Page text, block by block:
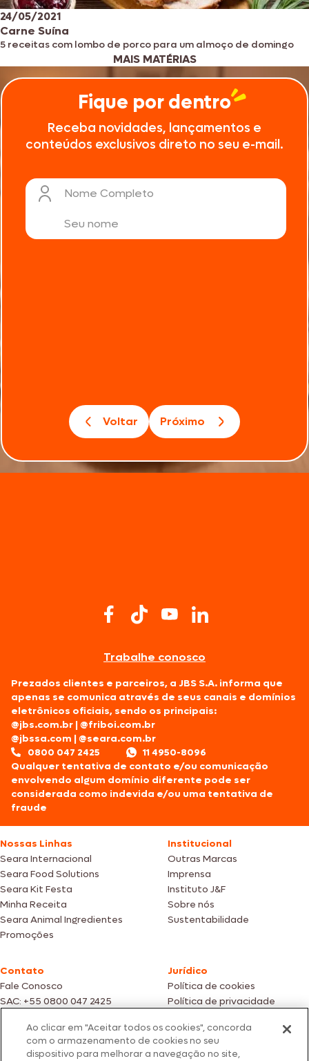
24/05/2021
Carne Suína
5 receitas com lombo de porco para um almoço de domingo
MAIS MATÉRIAS
Fique por dentro
Receba novidades, lançamentos e
conteúdos exclusivos direto no seu e-mail.
Nome Completo
Voltar Próximo
Trabalhe conosco
Prezados clientes e parceiros, a JBS S.A. informa que
apenas se comunica através de seus canais e domínios
eletrônicos oficiais, sendo os principais:
@jbs.com.br |@friboi.com.br
@jbssa.com |@seara.com.br
0800 047 2425
11 4950-8096
Qualquer tentativa de contato e/ou comunicação
envolvendo algum domínio diferente pode ser
considerada como indevida e/ou uma tentativa de
fraude
Nossas Linhas
Seara Internacional
Seara Food Solutions
Seara Kit Festa
Minha Receita
Seara Animal Ingredientes
Promoções
Institucional
Outras Marcas
Imprensa
Instituto J&F
Sobre nós
Sustentabilidade
Contato
Fale Conosco
SAC: +55 0800 047 2425
Jurídico
Política de cookies
Política de privacidade
Fotos meramente ilustrativas | Ofertas válidas enquanto durarem os
estoques dos nossos parceiros | Vendas sujeitas a análise e confirmação
de dados.
Ao clicar em "Aceitar todos os cookies", concorda
com o armazenamento de cookies no seu
dispositivo para melhorar a navegação no site,